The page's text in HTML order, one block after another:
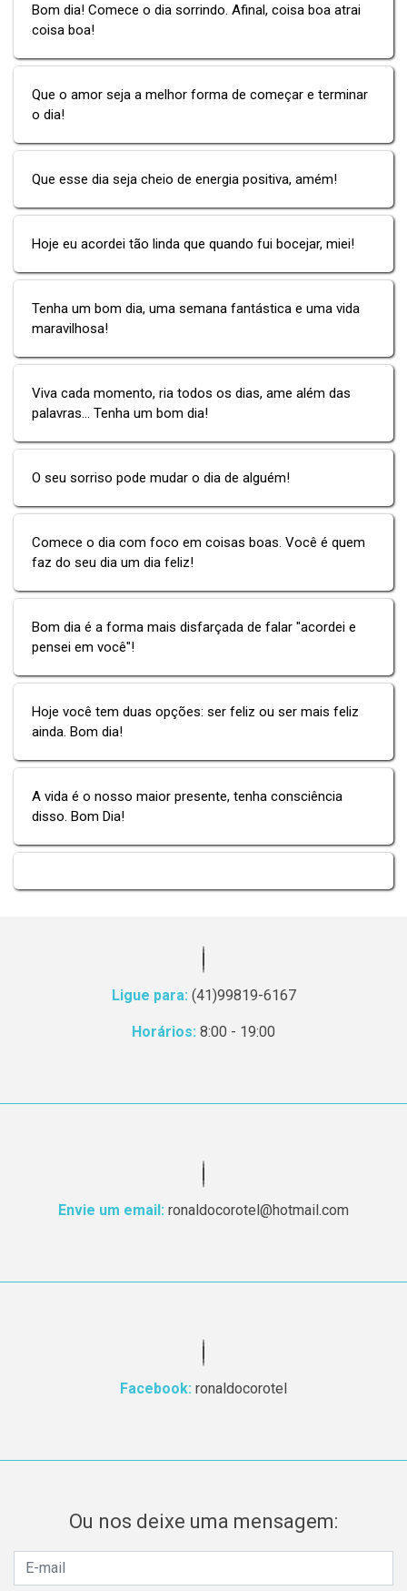
Bom dia! Comece o dia sorrindo. Afinal, coisa boa atrai
coisa boa!
Que o amor seja a melhor forma de começar e terminar
o dia!
Que esse dia seja cheio de energia positiva, amém!
Hoje eu acordei tão linda que quando fui bocejar, miei!
Tenha um bom dia, uma semana fantástica e uma vida
maravilhosa!
Viva cada momento, ria todos os dias, ame além das
palavras... Tenha um bom dia!
O seu sorriso pode mudar o dia de alguém!
Comece o dia com foco em coisas boas. Você é quem
faz do seu dia um dia feliz!
Bom dia é a forma mais disfarçada de falar "acordei e
pensei em você"!
Hoje você tem duas opções: ser feliz ou ser mais feliz
ainda. Bom dia!
A vida é o nosso maior presente, tenha consciência
disso. Bom Dia!
Ligue para: (41)99819-6167
Horários: 8:00 - 19:00
Envie um email: ronaldocorotel@hotmail.com
Facebook: ronaldocorotel
Ou nos deixe uma mensagem: